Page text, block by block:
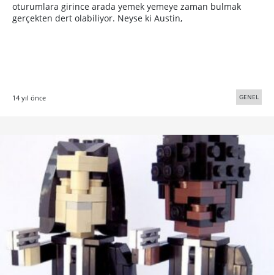
oturumlara girince arada yemek yemeye zaman bulmak
gerçekten dert olabiliyor. Neyse ki Austin,
14 yıl önce GENEL